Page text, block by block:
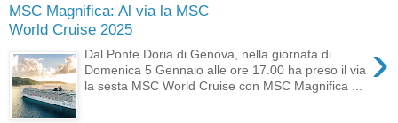
MSC Magnifica: Al via la MSC
World Cruise 2025
›
Dal Ponte Doria di Genova, nella giornata di
Domenica 5 Gennaio alle ore 17.00 ha preso il via
la sesta MSC World Cruise con MSC Magnifica ...